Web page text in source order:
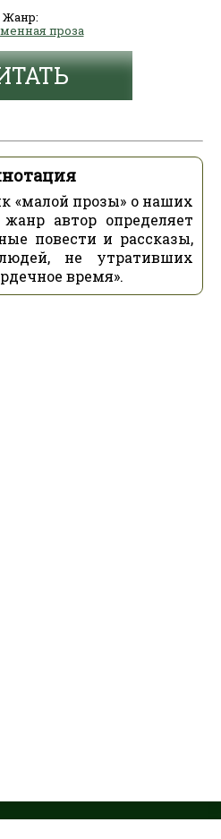
Жанр:
проза
«малой прозы» о наших
автор определяет
повести и рассказы,
не утративших
время».